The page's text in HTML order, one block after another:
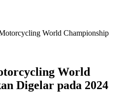
World Championship
World
Digelar pada 2024